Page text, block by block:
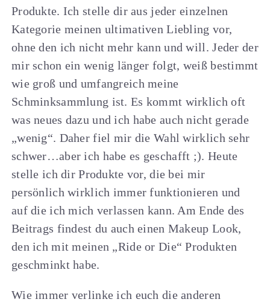
Produkte. Ich stelle dir aus jeder einzelnen
Kategorie meinen ultimativen Liebling vor,
ohne den ich nicht mehr kann und will. Jeder der
mir schon ein wenig länger folgt, weiß bestimmt
wie groß und umfangreich meine
Schminksammlung ist. Es kommt wirklich oft
was neues dazu und ich habe auch nicht gerade
„wenig“. Daher fiel mir die Wahl wirklich sehr
schwer…aber ich habe es geschafft ;). Heute
stelle ich dir Produkte vor, die bei mir
persönlich wirklich immer funktionieren und
auf die ich mich verlassen kann. Am Ende des
Beitrags findest du auch einen Makeup Look,
den ich mit meinen „Ride or Die“ Produkten
geschminkt habe.
Wie immer verlinke ich euch die anderen